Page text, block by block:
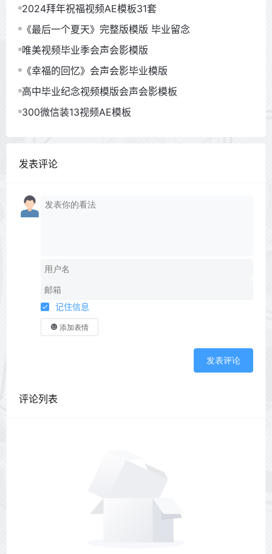
2024拜年祝福视频AE模板31套
《最后一个夏天》完整版模版 毕业留念
唯美视频毕业季会声会影模版
《幸福的回忆》会声会影毕业模版
高中毕业纪念视频模版会声会影模板
300微信装13视频AE模板
发表评论
记住信息
添加表情
发表评论
评论列表